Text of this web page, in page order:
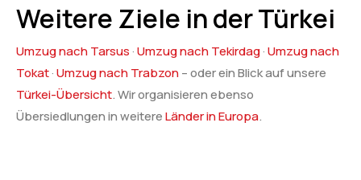
Weitere Ziele in der Türkei
Umzug nach Tarsus ·Umzug nach Tekirdag·Umzug nach
Tokat·Umzug nach Trabzon– oder ein Blick auf unsere
Türkei-Übersicht. Wir organisieren ebenso
Übersiedlungen in weitereLänder in Europa.